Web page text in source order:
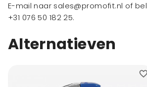
E-mail naar sales@promofit.nl of bel
+31 076 50 182 25.
Alternatieven